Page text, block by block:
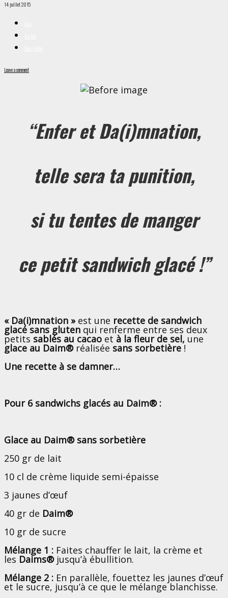
14 juillet 2015
Leave a comment
“Enfer et Da(i)mnation,
telle sera ta punition,
si tu tentes de manger
ce petit sandwich glacé !”
« Da(i)mnation »est une recette de sandwich
glacé sans gluten qui renferme entre ses deux
petits sablés au cacao et à la fleur de sel, une
glace au Daim® réalisée sans sorbetière !
Une recette à se damner…
Pour 6 sandwichs glacés au Daim® :
Glace au Daim® sans sorbetière
250 gr de lait
10 cl de crème liquide semi-épaisse
3 jaunes d’œuf
40 gr de Daim®
10 gr de sucre
Mélange 1 : Faites chauffer le lait, la crème et
les Daims®jusqu’à ébullition.
Mélange 2 : En parallèle, fouettez les jaunes d’œuf
et le sucre, jusqu’à ce que le mélange blanchisse.